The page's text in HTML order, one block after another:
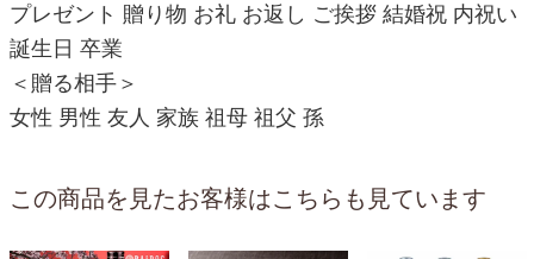
プレゼント 贈り物 お礼 お返し ご挨拶 結婚祝 内祝い
誕生日 卒業
＜贈る相手＞
女性 男性 友人 家族 祖母 祖父 孫
この商品を見たお客様はこちらも見ています